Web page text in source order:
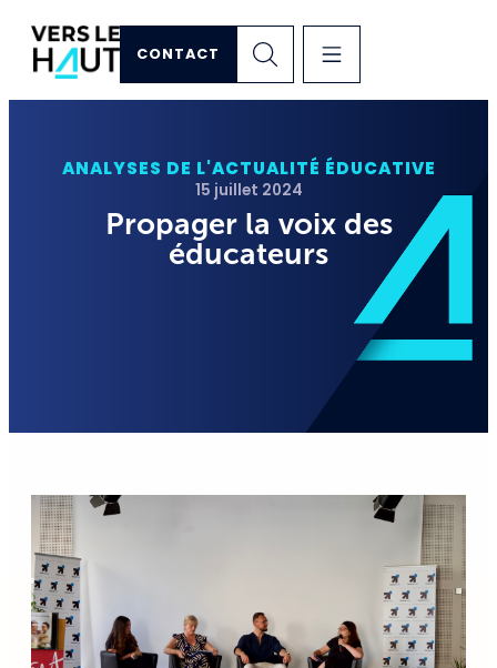
CONTACT
ANALYSES DE L'ACTUALITÉ ÉDUCATIVE
15 juillet 2024
Propager la voix des
éducateurs